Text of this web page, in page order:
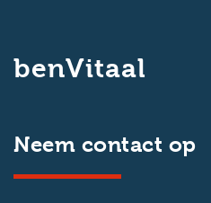
benVitaal
Neem contact op